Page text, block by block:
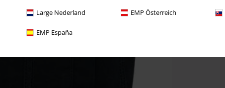
Large Nederland EMP Österreich
EMP España